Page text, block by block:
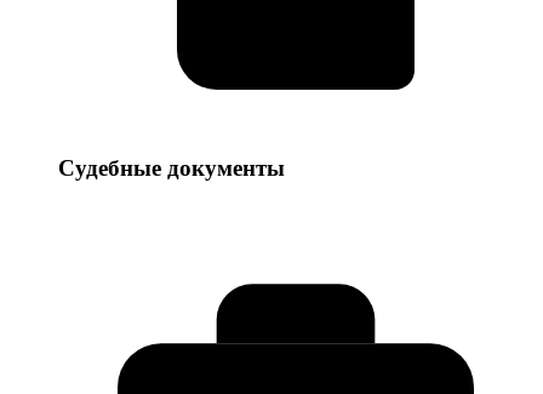
Судебные
Судебные документы